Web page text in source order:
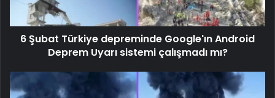
6 Şubat Türkiye depreminde Google'ın Android
Deprem Uyarı sistemi çalışmadı mı?